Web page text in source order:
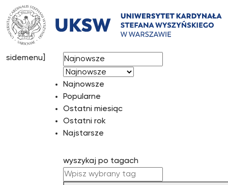
Przejdź
do
treści
[mst-
sidemenu]
Najnowsze
Popularne
Ostatni miesiąc
Ostatni rok
Najstarsze
wyszykaj po tagach